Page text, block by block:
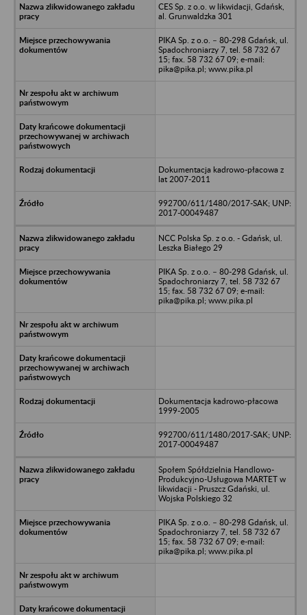
CES Sp. z o.o. w likwidacji, Gdańsk,
al. Grunwaldzka 301
PIKA Sp. z o.o. – 80-298 Gdańsk, ul.
Spadochroniarzy 7, tel. 58 732 67
15; fax. 58 732 67 09; e-mail:
pika@pika.pl; www.pika.pl
Dokumentacja kadrowo-płacowa z
lat 2007-2011
992700/611/1480/2017-SAK; UNP:
2017-00049487
NCC Polska Sp. z o.o. - Gdańsk, ul.
Leszka Białego 29
PIKA Sp. z o.o. – 80-298 Gdańsk, ul.
Spadochroniarzy 7, tel. 58 732 67
15; fax. 58 732 67 09; e-mail:
pika@pika.pl; www.pika.pl
Dokumentacja kadrowo-płacowa
1999-2005
992700/611/1480/2017-SAK; UNP:
2017-00049487
Społem Spółdzielnia Handlowo-
Produkcyjno-Usługowa MARTET w
likwidacji - Pruszcz Gdański, ul.
Wojska Polskiego 32
PIKA Sp. z o.o. – 80-298 Gdańsk, ul.
Spadochroniarzy 7, tel. 58 732 67
15; fax. 58 732 67 09; e-mail:
pika@pika.pl; www.pika.pl